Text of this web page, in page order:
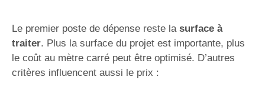
Le premier poste de dépense reste la surface à
traiter. Plus la surface du projet est importante, plus
le coût au mètre carré peut être optimisé. D’autres
critères influencent aussi le prix :